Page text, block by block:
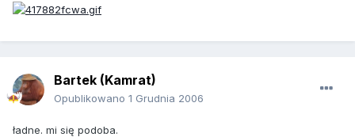
Bartek (Kamrat)
Opublikowano 1 Grudnia 2006
ładne. mi się podoba.